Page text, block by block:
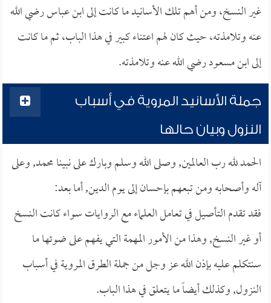
غير النسخ، ومن أهم تلك الأسانيد ما كانت إلى ابن عباس رضي الله
عنه وتلامذته، حيث كان لهم اعتناء كبير في هذا الباب، ثم ما كانت
إلى ابن مسعود رضي الله عنه وتلامذته.
جملة الأسانيد المروية في أسباب
النزول وبيان حالها
الحمد لله رب العالمين, وصلى الله وسلم وبارك على نبينا محمد, وعلى
آله وأصحابه ومن تبعهم بإحسان إلى يوم الدين, أما بعد:
فقد تقدم التأصيل في تعامل العلماء مع الروايات سواء كانت النسخ
أو غير النسخ, وهذا من الأمور المهمة التي يفهم على ضوئها ما
سنتكلم عليه بإذن الله عز وجل من جملة الطرق المروية في أسباب
النزول, وكذلك أيضاً ما يتعلق في هذا الباب.